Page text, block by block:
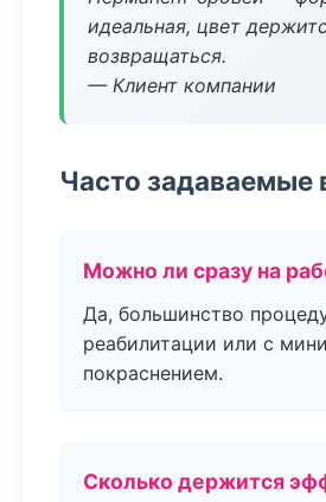
идеальная, цвет
возвращаться.
— Клиент компании
Часто задаваемые
Можно ли сразу на
Да, большинство
реабилитации или с
покраснением.
Сколько держится